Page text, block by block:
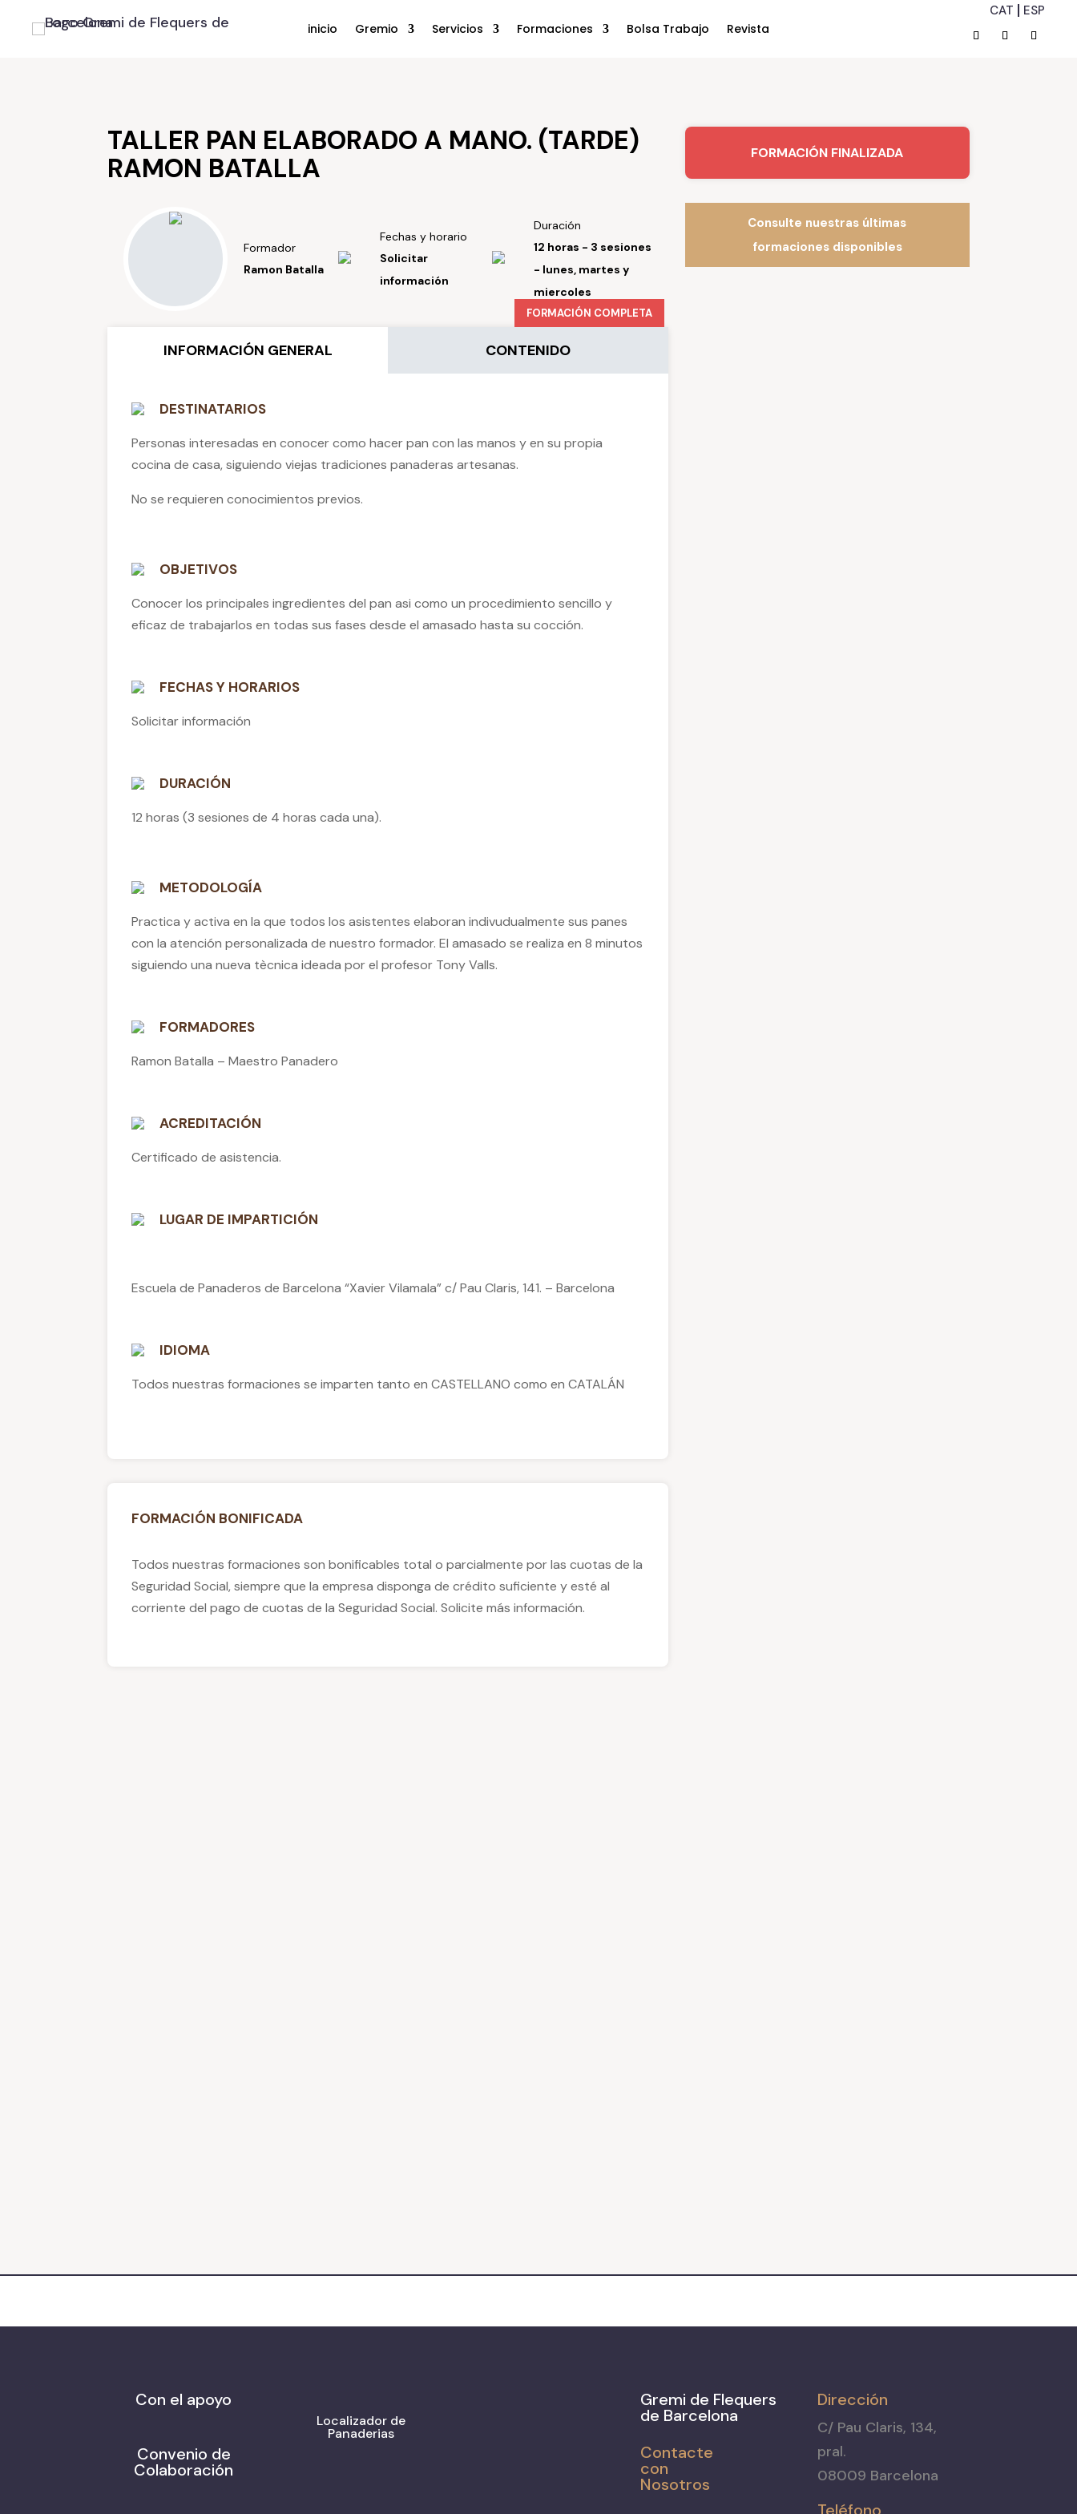
inicio Gremio Servicios Formaciones Bolsa Trabajo Revista
CAT ESP
TALLER PAN ELABORADO A MANO. (TARDE)
RAMON BATALLA
Formador
Ramon Batalla
Fechas y horario
Solicitar
información
Duración
12 horas - 3 sesiones
- lunes, martes y
miercoles
FORMACIÓN COMPLETA
INFORMACIÓN GENERAL CONTENIDO
DESTINATARIOS
Personas interesadas en conocer como hacer pan con las manos y en su propia
cocina de casa, siguiendo viejas tradiciones panaderas artesanas.
No se requieren conocimientos previos.
OBJETIVOS
Conocer los principales ingredientes del pan asi como un procedimiento sencillo y
eficaz de trabajarlos en todas sus fases desde el amasado hasta su cocción.
FECHAS Y HORARIOS
Solicitar información
DURACIÓN
12 horas (3 sesiones de 4 horas cada una).
METODOLOGÍA
Practica y activa en la que todos los asistentes elaboran indivudualmente sus panes
con la atención personalizada de nuestro formador. El amasado se realiza en 8 minutos
siguiendo una nueva tècnica ideada por el profesor Tony Valls.
FORMADORES
Ramon Batalla – Maestro Panadero
ACREDITACIÓN
Certificado de asistencia.
LUGAR DE IMPARTICIÓN
Escuela de Panaderos de Barcelona “Xavier Vilamala” c/ Pau Claris, 141. – Barcelona
IDIOMA
Todos nuestras formaciones se imparten tanto en CASTELLANO como en CATALÁN
FORMACIÓN BONIFICADA
Todos nuestras formaciones son bonificables total o parcialmente por las cuotas de la
Seguridad Social, siempre que la empresa disponga de crédito suficiente y esté al
corriente del pago de cuotas de la Seguridad Social. Solicite más información.
FORMACIÓN FINALIZADA
Consulte nuestras últimas
formaciones disponibles
Con el apoyo
Convenio de
Colaboración
Localizador de
Panaderias
Gremi de Flequers
de Barcelona
Contacte
con
Nosotros
Dirección
C/ Pau Claris, 134,
pral.
08009 Barcelona